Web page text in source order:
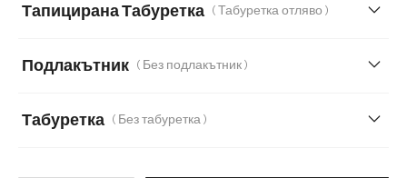
Тапицирана Табуретка ( Табуретка отляво )
Подлакътник ( Без подлакътник )
Табуретка ( Без табуретка )